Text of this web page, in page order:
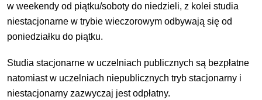
w weekendy od piątku/soboty do niedzieli, z kolei studia
niestacjonarne w trybie wieczorowym odbywają się od
poniedziałku do piątku.
Studia stacjonarne w uczelniach publicznych są bezpłatne
natomiast w uczelniach niepublicznych tryb stacjonarny i
niestacjonarny zazwyczaj jest odpłatny.